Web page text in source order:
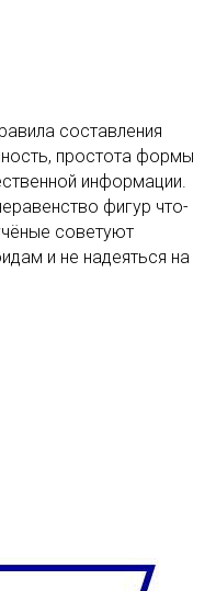
составления
простота формы
информации.
фигур что-
советуют
и не надеяться на